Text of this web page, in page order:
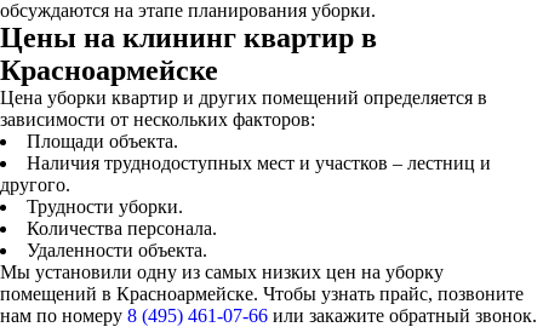
обсуждаются на этапе планирования уборки.
Цены на клининг квартир в
Красноармейске
Цена уборки квартир и других помещений определяется в
зависимости от нескольких факторов:
Площади объекта.
Наличия труднодоступных мест и участков – лестниц и
другого.
Трудности уборки.
Количества персонала.
Удаленности объекта.
Мы установили одну из самых низких цен на уборку
помещений в Красноармейске. Чтобы узнать прайс, позвоните
нам по номеру 8 (495) 461-07-66 или закажите обратный звонок.